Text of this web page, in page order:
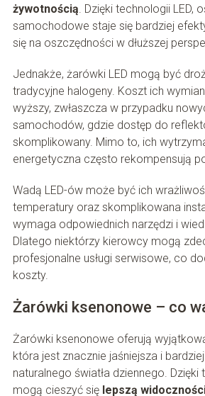
żywotnością. Dzięki technologii LED,
samochodowe staje się bardziej
się na oszczędności w dłuższej
Jednakże, żarówki LED mogą być
tradycyjne halogeny. Koszt ich
wyższy, zwłaszcza w przypadku
samochodów, gdzie dostęp do
skomplikowany. Mimo to, ich
energetyczna często rekompensują
Wadą LED-ów może być ich
temperatury oraz skomplikowana
wymaga odpowiednich narzędzi i
Dlatego niektórzy kierowcy mogą
profesjonalne usługi serwisowe, co
koszty.
Żarówki ksenonowe – co
Żarówki ksenonowe oferują
która jest znacznie jaśniejsza i
naturalnego światła dziennego.
mogą cieszyć się lepszą